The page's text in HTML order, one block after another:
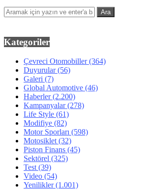
Kategoriler
Çevreci Otomobiller(364)
Duyurular(56)
Galeri (7)
Global Automotive (46)
Haberler(2.200)
Kampanyalar(278)
Life Style (61)
Modifiye (82)
Motor Sporları (598)
Motosiklet (32)
Piston Finans (45)
Sektörel (325)
Test (39)
Video (54)
Yenilikler(1.001)